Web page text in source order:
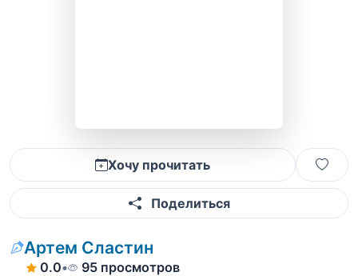
Хочу прочитать
Поделиться
Артем Сластин
0.0• 95 просмотров